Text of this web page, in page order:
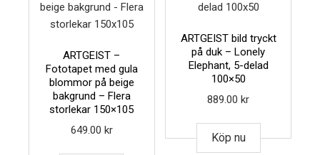
ARTGEIST –
Fototapet med gula
blommor på beige
bakgrund – Flera
storlekar 150×105
649.00 kr
ARTGEIST bild tryckt
på duk – Lonely
Elephant, 5-delad
100×50
889.00kr
Köp nu